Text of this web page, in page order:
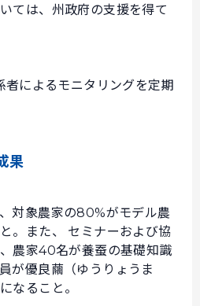
ては、州政府の支援を得て
によるモニタリングを定期
果
対象農家の80%がモデル農
。また、 セミナーおよび協
農家40名が養蚕の基礎知識
が優良繭（ゆうりょうま
なること。